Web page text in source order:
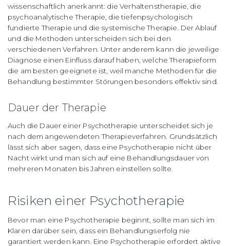
wissenschaftlich anerkannt: die Verhaltenstherapie, die
psychoanalytische Therapie, die tiefenpsychologisch
fundierte Therapie und die systemische Therapie. Der Ablauf
und die Methoden unterscheiden sich bei den
verschiedenen Verfahren. Unter anderem kann die jeweilige
Diagnose einen Einfluss darauf haben, welche Therapieform
die am besten geeignete ist, weil manche Methoden für die
Behandlung bestimmter Störungen besonders effektiv sind.
Dauer der Therapie
Auch die Dauer einer Psychotherapie unterscheidet sich je
nach dem angewendeten Therapieverfahren. Grundsätzlich
lässt sich aber sagen, dass eine Psychotherapie nicht über
Nacht wirkt und man sich auf eine Behandlungsdauer von
mehreren Monaten bis Jahren einstellen sollte.
Risiken einer Psychotherapie
Bevor man eine Psychotherapie beginnt, sollte man sich im
Klaren darüber sein, dass ein Behandlungserfolg nie
garantiert werden kann. Eine Psychotherapie erfordert aktive